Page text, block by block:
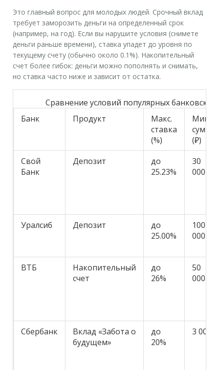
Это главный вопрос для молодых людей. Срочный вклад
требует заморозить деньги на определенный срок
(например, на год). Если вы нарушите условия (снимете
деньги раньше времени), ставка упадет до уровня по
текущему счету (обычно около 0.1%). Накопительный
счет более гибок: деньги можно пополнять и снимать,
но ставка часто ниже и зависит от остатка.
Сравнение условий популярных
Банк
Продукт
Макс.
ставка
(%)
Мин.
сумма
(₽)
Свой
Банк
Депозит
до
25.23%
30
000
Уралсиб Депозит
до
25.00%
100
000
ВТБ
Накопительный
счет
до
26%
50
000
Сбербанк
Вклад «Забота о
будущем»
до
20%
3 000